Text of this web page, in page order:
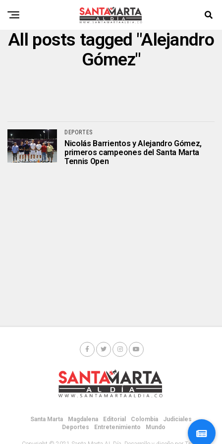
All posts tagged "Alejandro
Gómez"
DEPORTES
Nicolás Barrientos y Alejandro Gómez,
primeros campeones del Santa Marta
Tennis Open
Santa Marta Magdalena Editorial Colombia
Judiciales
Deportes
Entretenimiento Mundo